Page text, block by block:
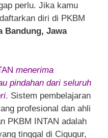
perlu. Jika kamu
diri di PKBM
Bandung, Jawa
menerima
pindahan dari seluruh
. Sistem pembelajaran
profesional dan ahli
PKBM INTAN adalah
tinggal di Cigugur,